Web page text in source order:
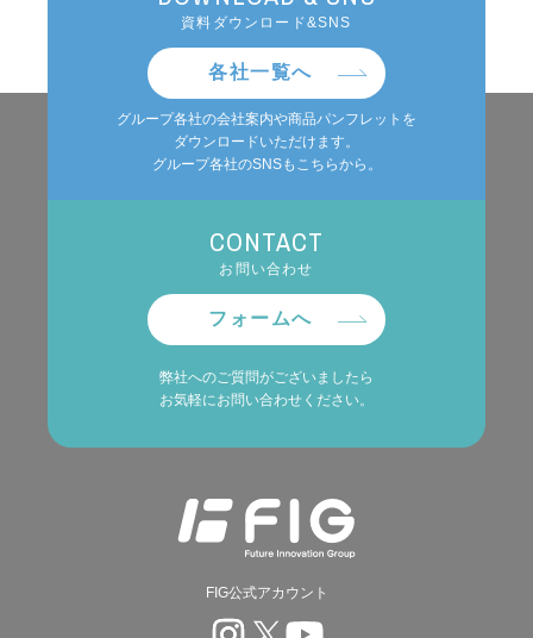
資料ダウンロード&SNS
各社一覧へ
グループ各社の会社案内や商品パンフレットを
ダウンロードいただけます。
グループ各社のSNSもこちらから。
CONTACT
お問い合わせ
フォームへ
弊社へのご質問がございましたら
お気軽にお問い合わせください。
FIG公式アカウント